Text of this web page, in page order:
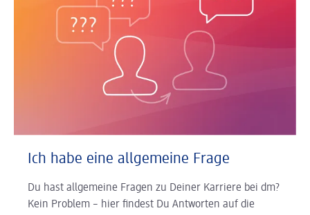
Ich habe eine allgemeine Frage
Du hast allgemeine Fragen zu Deiner Karriere bei dm?
Kein Problem – hier findest Du Antworten auf die